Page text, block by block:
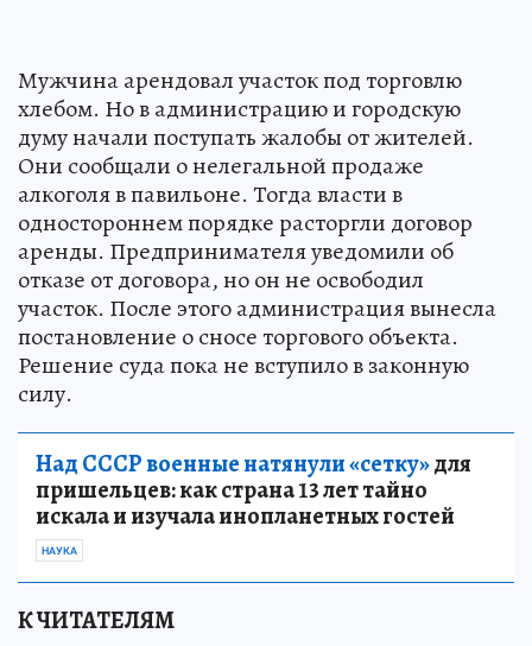
Мужчина арендовал участок под торговлю
хлебом. Но в администрацию и городскую
думу начали поступать жалобы от жителей.
Они сообщали о нелегальной продаже
алкоголя в павильоне. Тогда власти в
одностороннем порядке расторгли договор
аренды. Предпринимателя уведомили об
отказе от договора, но он не освободил
участок. После этого администрация вынесла
постановление о сносе торгового объекта.
Решение суда пока не вступило в законную
силу.
Над СССР военные натянули «сетку»для
пришельцев: как страна 13 лет тайно
искала и изучала инопланетных гостей
НАУКА
К ЧИТАТЕЛЯМ